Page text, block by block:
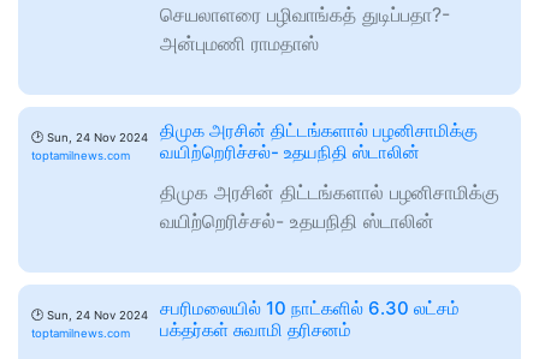
செயலாளரை பழிவாங்கத் துடிப்பதா?-
அன்புமணி ராமதாஸ்
🕑 Sun, 24 Nov 2024
toptamilnews.com
திமுக அரசின் திட்டங்களால் பழனிசாமிக்கு
வயிற்றெரிச்சல்- உதயநிதி ஸ்டாலின்
திமுக அரசின் திட்டங்களால் பழனிசாமிக்கு
வயிற்றெரிச்சல்- உதயநிதி ஸ்டாலின்
🕑 Sun, 24 Nov 2024
toptamilnews.com
சபரிமலையில் 10 நாட்களில் 6.30 லட்சம்
பக்தர்கள் சுவாமி தரிசனம்